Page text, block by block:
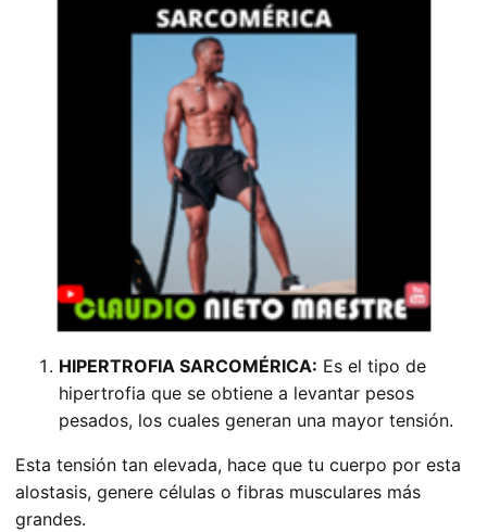
HIPERTROFIA SARCOMÉRICA: Es el tipo de
hipertrofia que se obtiene a levantar pesos
pesados, los cuales generan una mayor tensión.
Esta tensión tan elevada, hace que tu cuerpo por esta
alostasis, genere células o fibras musculares más
grandes.